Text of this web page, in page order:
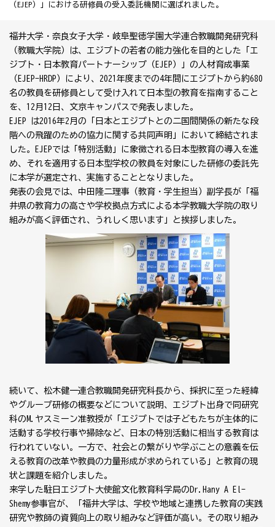
（EJEP）」における研修員の受入委託機関に選ばれました。
福井大学・奈良女子大学・岐阜聖徳学園大学連合教職開発研究科
（教職大学院）は、エジプトの若者の能力強化を目的とした「エ
ジプト・日本教育パートナーシップ（EJEP）」の人材育成事業
（EJEP-HRDP）により、2021年度までの4年間にエジプトから約680
名の教員を研修員として受け入れて日本型の教育を指南すること
を、12月12日、文京キャンパスで発表しました。
EJEP は2016年2月の「日本とエジプトとの二国間関係の新たな段
階への飛躍のための協力に関する共同声明」において締結されま
した。EJEPでは「特別活動」に象徴される日本型教育の導入を進
め、それを適用する日本型学校の教員を対象にした研修の委託先
に本学が選定され、実施することとなりました。
発表の会見では、中田隆二理事（教育・学生担当）副学長が「福
井県の教育力の高さや学校拠点方式による本学教職大学院の取り
組みが高く評価され、うれしく思います」と挨拶しました。
続いて、松木健一連合教職開発研究科長から、採択に至った経緯
やグループ研修の概要などについて説明、エジプト出身で同研究
科のM.ヤスミーン准教授が「エジプトでは子どもたちが主体的に
活動する学校行事や掃除など、日本の特別活動に相当する教育は
行われていない。一方で、社会との繋がりや学ぶことの意義を伝
える教育の改革や教員の力量形成が求められている」と教育の現
状と課題を紹介しました。
来学した駐日エジプト大使館文化教育科学局のDr.Hany A El-
Shemy参事官が、「福井大学は、学校や地域と連携した教育の実践
研究や教師の資質向上の取り組みなど評価が高い。その取り組み